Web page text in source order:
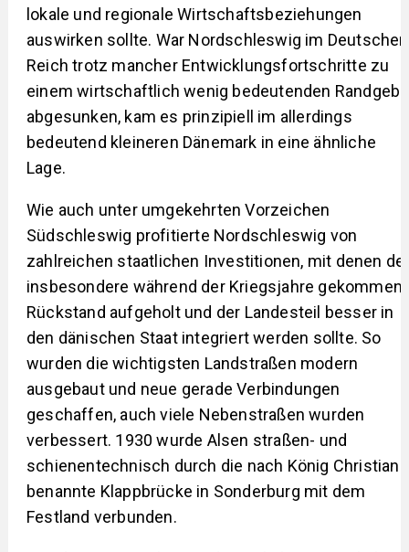
lokale und regionale Wirtschaftsbeziehungen
auswirken sollte. War Nordschleswig im Deutschen
Reich trotz mancher Entwicklungsfortschritte zu
einem wirtschaftlich wenig bedeutenden
abgesunken, kam es prinzipiell im allerdings
bedeutend kleineren Dänemark in eine ähnliche
Lage.
Wie auch unter umgekehrten Vorzeichen
Südschleswig profitierte Nordschleswig von
zahlreichen staatlichen Investitionen, mit denen
insbesondere während der Kriegsjahre
Rückstand aufgeholt und der Landesteil besser in
den dänischen Staat integriert werden sollte. So
wurden die wichtigsten Landstraßen modern
ausgebaut und neue gerade Verbindungen
geschaffen, auch viele Nebenstraßen wurden
verbessert. 1930 wurde Alsen straßen- und
schienentechnisch durch die nach König Christian
benannte Klappbrücke in Sonderburg mit dem
Festland verbunden.